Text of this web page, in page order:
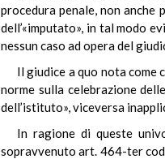
procedura penale, non anche
dell’«imputato», in tal modo
nessun caso ad opera del
Il giudice a quo nota come
norme sulla celebrazione
dell’istituto», viceversa
In ragione di queste
sopravvenuto art. 464-ter